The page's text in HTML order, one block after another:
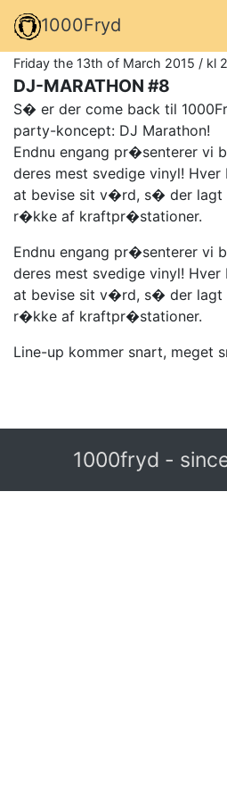
1000Fryd
Friday the 13th of March 2015 / kl
DJ-MARATHON #8
S� er der come back til
party-koncept: DJ Marathon!
Endnu engang pr�senterer vi
deres mest svedige vinyl!
at bevise sit v�rd, s� der lagt
r�kke af kraftpr�stationer.
Endnu engang pr�senterer vi
deres mest svedige vinyl!
at bevise sit v�rd, s� der lagt
r�kke af kraftpr�stationer.
Line-up kommer snart, meget
1000fryd -